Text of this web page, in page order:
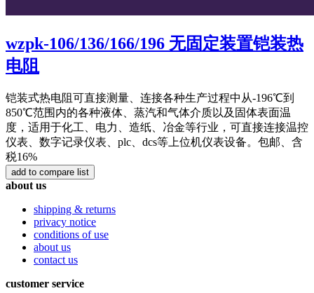
wzpk-106/136/166/196 无固定装置铠装热
电阻
铠装式热电阻可直接测量、连接各种生产过程中从-196℃到
850℃范围内的各种液体、蒸汽和气体介质以及固体表面温
度，适用于化工、电力、造纸、冶金等行业，可直接连接温控
仪表、数字记录仪表、plc、dcs等上位机仪表设备。包邮、含
税16%
about us
shipping & returns
privacy notice
conditions of use
about us
contact us
customer service